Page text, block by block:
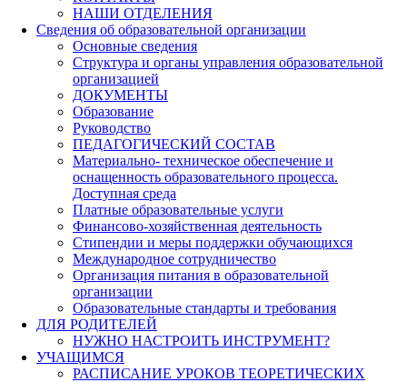
НАШИ ОТДЕЛЕНИЯ
Сведения об образовательной организации
Основные сведения
Структура и органы управления образовательной
организацией
ДОКУМЕНТЫ
Образование
Руководство
ПЕДАГОГИЧЕСКИЙ СОСТАВ
Материально- техническое обеспечение и
оснащенность образовательного процесса.
Доступная среда
Платные образовательные услуги
Финансово-хозяйственная деятельность
Стипендии и меры поддержки обучающихся
Международное сотрудничество
Организация питания в образовательной
организации
Образовательные стандарты и требования
ДЛЯ РОДИТЕЛЕЙ
НУЖНО НАСТРОИТЬ ИНСТРУМЕНТ?
УЧАЩИМСЯ
РАСПИСАНИЕ УРОКОВ ТЕОРЕТИЧЕСКИХ